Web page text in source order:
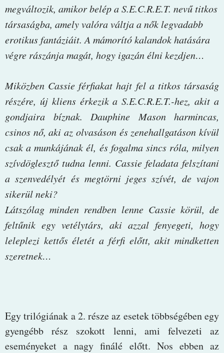
megváltozik, amikor belép a S.E.C.R.E.T. nevű titkos
társaságba, amely valóra váltja a nők legvadabb
erotikus fantáziáit. A mámorító kalandok hatására
végre rászánja magát, hogy igazán élni kezdjen…
Miközben Cassie férfiakat hajt fel a titkos társaság
részére, új kliens érkezik a S.E.C.R.E.T.-hez, akit a
gondjaira bíznak. Dauphine Mason harmincas,
csinos nő, aki az olvasáson és zenehallgatáson kívül
csak a munkájának él, és fogalma sincs róla, milyen
szívdöglesztő tudna lenni. Cassie feladata felszítani
a szenvedélyét és megtörni jeges szívét, de vajon
sikerül neki?
Látszólag minden rendben lenne Cassie körül, de
feltűnik egy vetélytárs, aki azzal fenyegeti, hogy
leleplezi kettős életét a férfi előtt, akit mindketten
szeretnek…
Egy trilógiának a 2. része az esetek többségében egy
gyengébb rész szokott lenni, ami felvezeti az
eseményeket a nagy finálé előtt. Nos ebben az